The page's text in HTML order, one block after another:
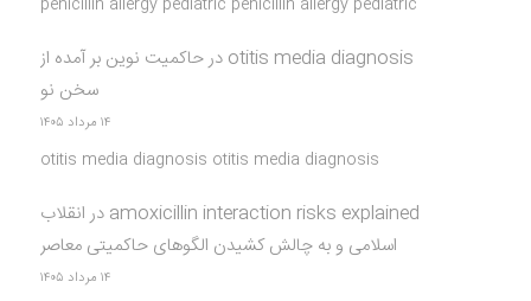
otitis media diagnosis درحاکمیت نوین بر آمده از
سخن نو
۱۴ مرداد ۱۴۰۵
otitis media diagnosis otitis media diagnosis
amoxicillin interaction risks explained درانقلاب
اسلامی و به چالش کشیدن الگوهای حاکمیتی معاصر
۱۴ مرداد ۱۴۰۵